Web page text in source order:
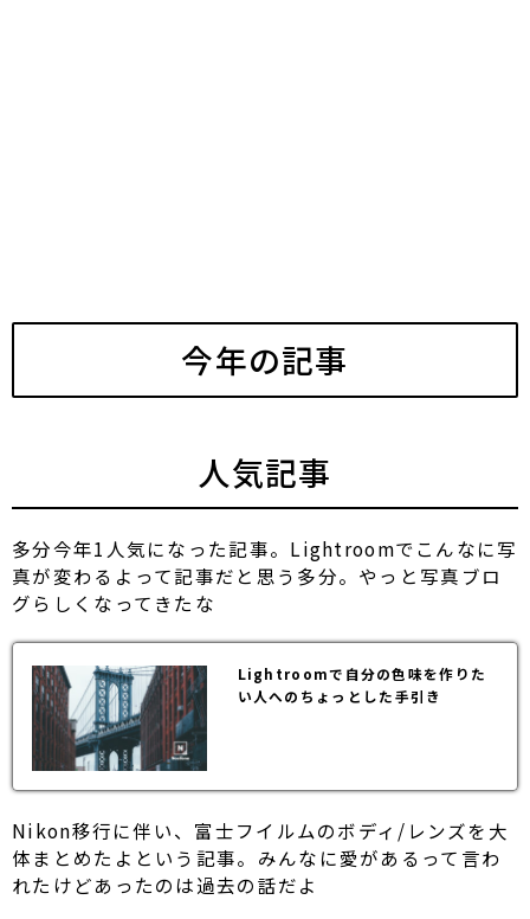
今年の記事
人気記事
多分今年1人気になった記事。Lightroomでこんなに写
真が変わるよって記事だと思う多分。やっと写真ブロ
グらしくなってきたな
Lightroomで自分の色味を作りた
い人へのちょっとした手引き
Nikon移行に伴い、富士フイルムのボディ/レンズを大
体まとめたよという記事。みんなに愛があるって言わ
れたけどあったのは過去の話だよ